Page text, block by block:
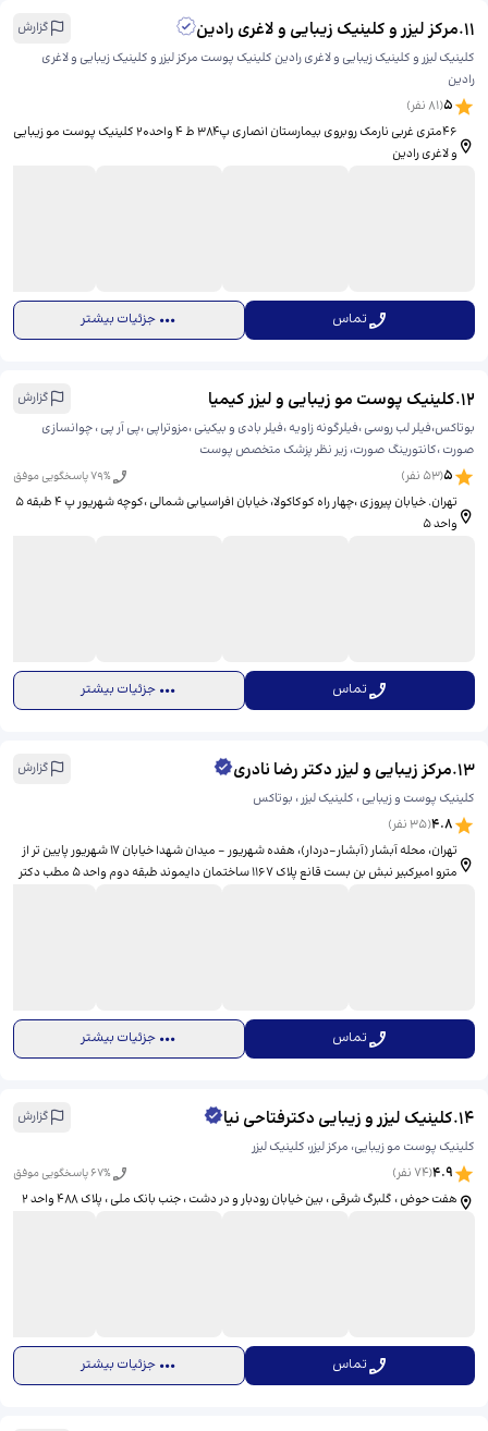
11
.مرکز لیزر و کلینیک زیبایی و لاغری رادین
گزارش
کلینیک لیزر و کلینیک زیبایی و لاغری رادین کلینیک پوست مرکز لیزر و کلینیک زیبایی و لاغری
رادین
5
(
81نفر)
۴۶متری غربی نارمک روبروی بیمارستان انصاری پ۳۸۴ ط 4 واحد۲۰ کلینیک پوست مو زیبایی
و لاغری رادین
تماس جزئیات بیشتر
12
.کلینیک پوست مو زیبایی و لیزر کیمیا
گزارش
بوتاکس،فیلر لب روسی ،فیلرگونه زاویه ،فیلر بادی و بیکینی ،مزوتراپی ،پی آر پی ، چوانسازی
صورت ،کانتورینگ صورت، زیر نظر پزشک متخصص پوست
5
(
53 نفر) 79% پاسخگویی موفق
تهران. خیابان پیروزی ،چهار راه کوکاکولا، خیابان افراسیابی شمالی ،کوچه شهريور پ ۴ طبقه ۵
واحد ۵
تماس جزئیات بیشتر
13
.مرکز زیبایی و لیزر دکتر رضا نادری
گزارش
کلینیک پوست و زیبایی ، کلینیک لیزر ، بوتاکس
4.8
(
35نفر)
تهران، محله آبشار (آبشار-دردار)، هفده شهریور - میدان شهدا خیابان 17 شهریور پایین تر از
مترو امیرکبیر نبش بن بست قانع پلاک 1167 ساختمان دایموند طبقه دوم واحد 5 مطب دکتر
تماس جزئیات بیشتر
14
.کلینیک لیزر و زیبایی دکترفتاحی نیا
گزارش
کلینیک پوست مو زیبایی، مرکز لیزر، کلینیک لیزر
4.9
(
74 نفر) 67% پاسخگویی موفق
هفت حوض ، گلبرگ شرقی ، بین خیابان رودبار و در دشت ، جنب بانک ملی ، پلاک ۴۸۸ واحد ۲
تماس جزئیات بیشتر